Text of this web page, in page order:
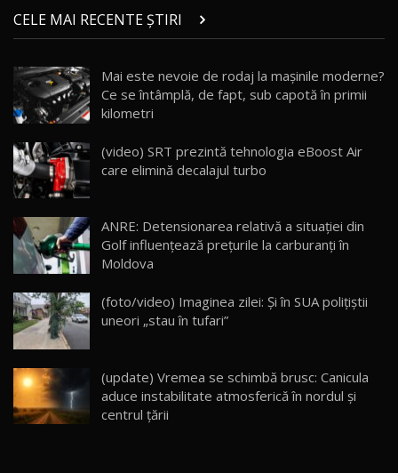
chinez care face lumea să se întoarcă după el
/ AutoBlog.MD
17:27
15 14:37
16
AutoBlogMD
13:10
17 20:06
30:08
AutoBlog.MD
23:36
20
Noul ZEEKR 7X / Test Drive AutoBlog.MD
29:08
CELE MAI RECENTE ȘTIRI
Mai este nevoie de rodaj la mașinile moderne?
Ce se întâmplă, de fapt, sub capotă în primii
kilometri
(video) SRT prezintă tehnologia eBoost Air
care elimină decalajul turbo
ANRE: Detensionarea relativă a situației din
Golf influențează prețurile la carburanți în
Moldova
(foto/video) Imaginea zilei: Și în SUA polițiștii
uneori „stau în tufari”
(update) Vremea se schimbă brusc: Canicula
aduce instabilitate atmosferică în nordul și
centrul țării